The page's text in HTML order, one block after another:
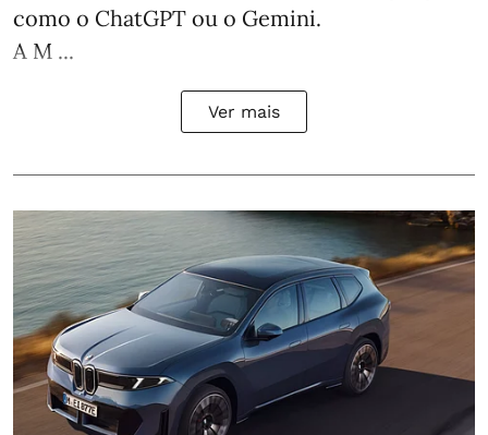
como o ChatGPT ou o Gemini.
A M ...
Ver mais